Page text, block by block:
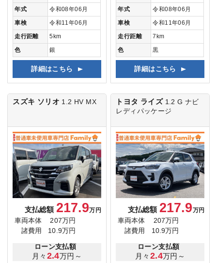
年式
令和08年06月
車検
令和11年06月
走行距離
5km
色
銀
詳細はこちら
年式
令和08年06月
車検
令和11年06月
走行距離
7km
色
黒
詳細はこちら
スズキ ソリオ 1.2 HV MX
支払総額 217.9万円
車両本体
207万円
諸費用
10.9万円
ローン支払額
月々 2.4万円～
トヨタ ライズ 1.2 G ナビ
レディパッケージ
支払総額 217.9万円
車両本体
207万円
諸費用
10.9万円
ローン支払額
月々 2.4万円～